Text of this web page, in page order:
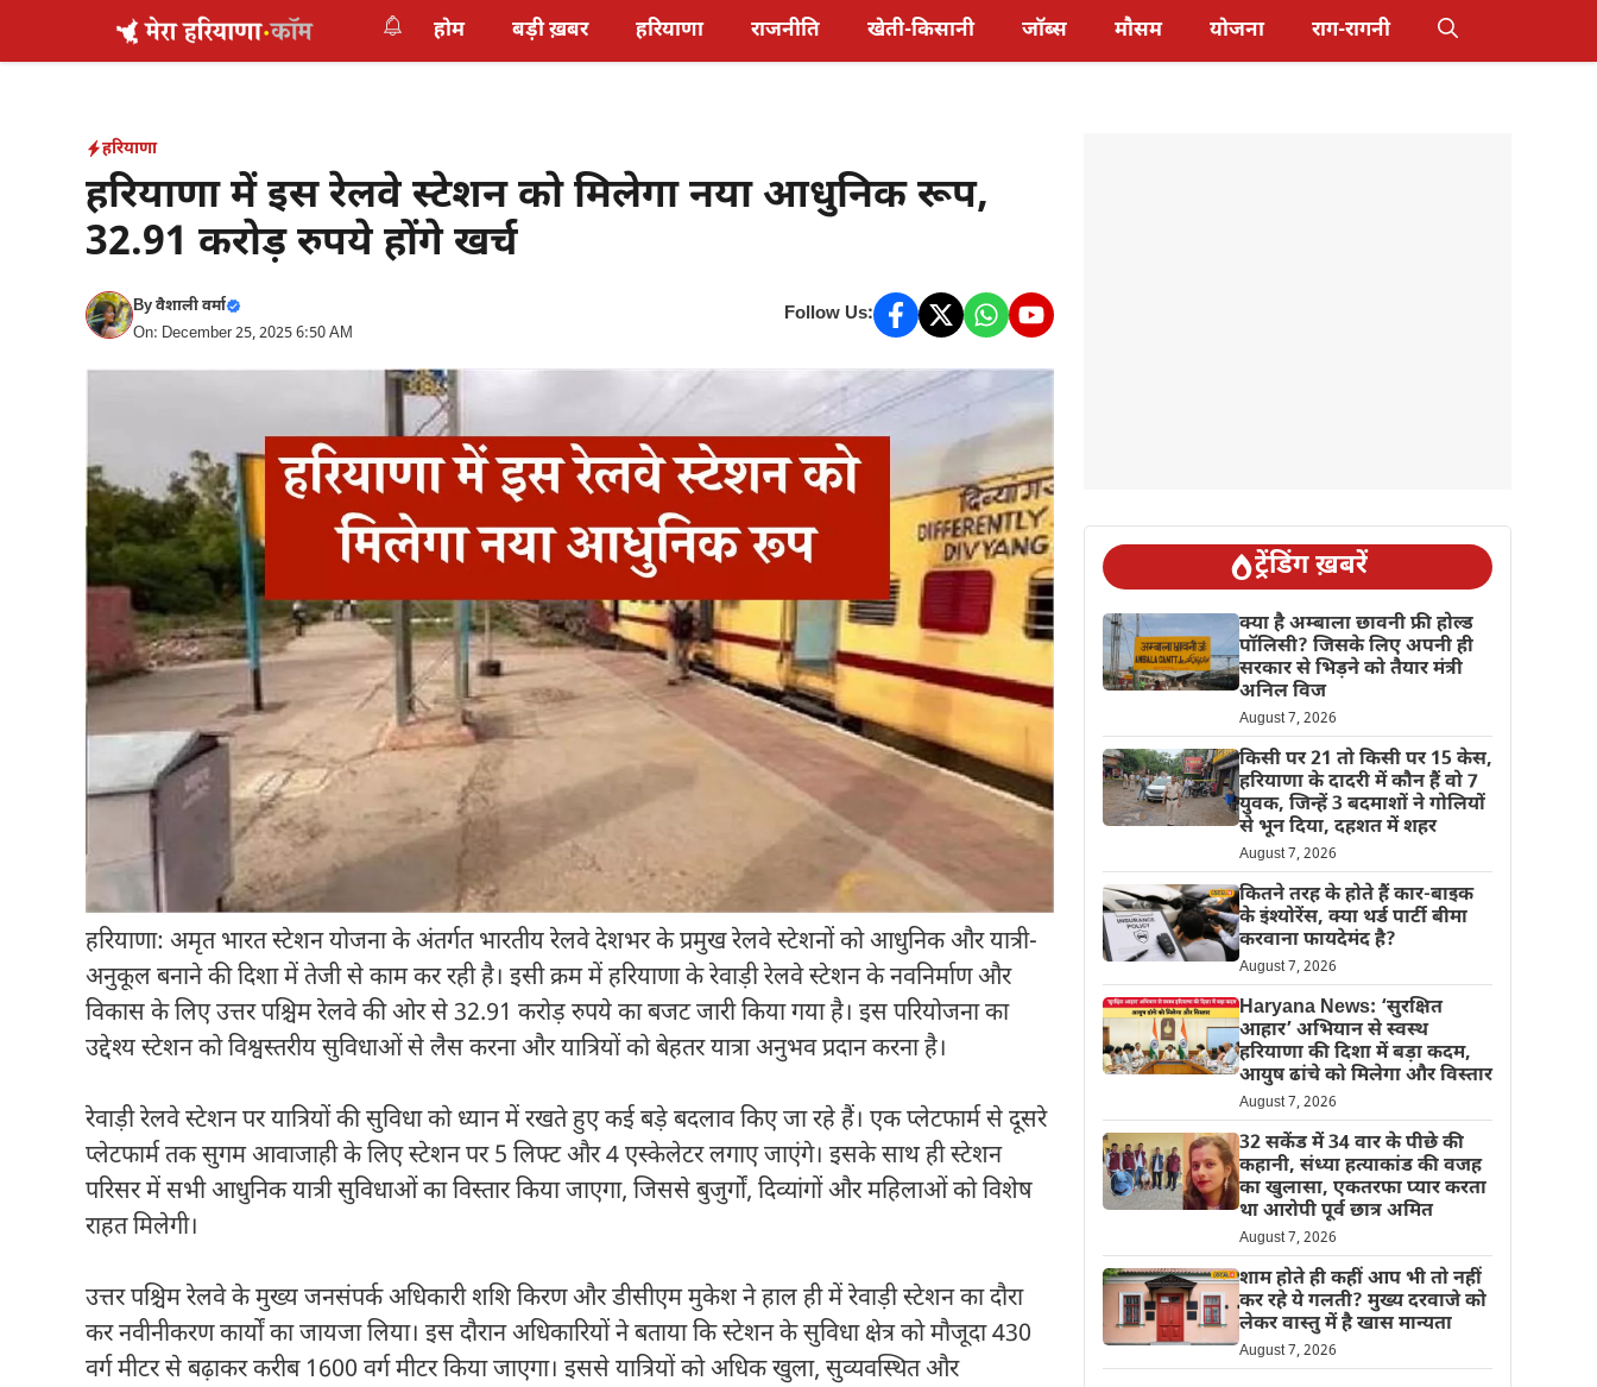
होम बड़ी ख़बर हरियाणा राजनीति खेती-किसानी जॉब्स मौसम योजना राग-रागनी
हरियाणा
हरियाणा में इस रेलवे स्टेशन को मिलेगा नया आधुनिक रूप,
32.91 करोड़ रुपये होंगे खर्च
Byवैशाली वर्मा
On: December 25, 2025 6:50 AM
Follow Us:
हरियाणा: अमृत भारत स्टेशन योजना के अंतर्गत भारतीय रेलवे देशभर के प्रमुख रेलवे स्टेशनों को आधुनिक और यात्री-
अनुकूल बनाने की दिशा में तेजी से काम कर रही है। इसी क्रम में हरियाणा के रेवाड़ी रेलवे स्टेशन के नवनिर्माण और
विकास के लिए उत्तर पश्चिम रेलवे की ओर से 32.91 करोड़ रुपये का बजट जारी किया गया है। इस परियोजना का
उद्देश्य स्टेशन को विश्वस्तरीय सुविधाओं से लैस करना और यात्रियों को बेहतर यात्रा अनुभव प्रदान करना है।
रेवाड़ी रेलवे स्टेशन पर यात्रियों की सुविधा को ध्यान में रखते हुए कई बड़े बदलाव किए जा रहे हैं। एक प्लेटफार्म से दूसरे
प्लेटफार्म तक सुगम आवाजाही के लिए स्टेशन पर 5 लिफ्ट और 4 एस्केलेटर लगाए जाएंगे। इसके साथ ही स्टेशन
परिसर में सभी आधुनिक यात्री सुविधाओं का विस्तार किया जाएगा, जिससे बुजुर्गों, दिव्यांगों और महिलाओं को विशेष
राहत मिलेगी।
उत्तर पश्चिम रेलवे के मुख्य जनसंपर्क अधिकारी शशि किरण और डीसीएम मुकेश ने हाल ही में रेवाड़ी स्टेशन का दौरा
कर नवीनीकरण कार्यों का जायजा लिया। इस दौरान अधिकारियों ने बताया कि स्टेशन के सुविधा क्षेत्र को मौजूदा 430
वर्ग मीटर से बढ़ाकर करीब 1600 वर्ग मीटर किया जाएगा। इससे यात्रियों को अधिक खुला, सुव्यवस्थित और
ट्रेंडिंग ख़बरें
क्या है अम्बाला छावनी फ्री होल्ड
पॉलिसी? जिसके लिए अपनी ही
सरकार से भिड़ने को तैयार मंत्री
अनिल विज
August 7, 2026
किसी पर 21 तो किसी पर 15 केस,
हरियाणा के दादरी में कौन हैं वो 7
युवक, जिन्हें 3 बदमाशों ने गोलियों
से भून दिया, दहशत में शहर
August 7, 2026
कितने तरह के होते हैं कार-बाइक
के इंश्योरेंस, क्या थर्ड पार्टी बीमा
करवाना फायदेमंद है?
August 7, 2026
Haryana News: ‘सुरक्षित
आहार’ अभियान से स्वस्थ
हरियाणा की दिशा में बड़ा कदम,
आयुष ढांचे को मिलेगा और विस्तार
August 7, 2026
32 सकेंड में 34 वार के पीछे की
कहानी, संध्या हत्याकांड की वजह
का खुलासा, एकतरफा प्यार करता
था आरोपी पूर्व छात्र अमित
August 7, 2026
शाम होते ही कहीं आप भी तो नहीं
कर रहे ये गलती? मुख्य दरवाजे को
लेकर वास्तु में है खास मान्यता
August 7, 2026